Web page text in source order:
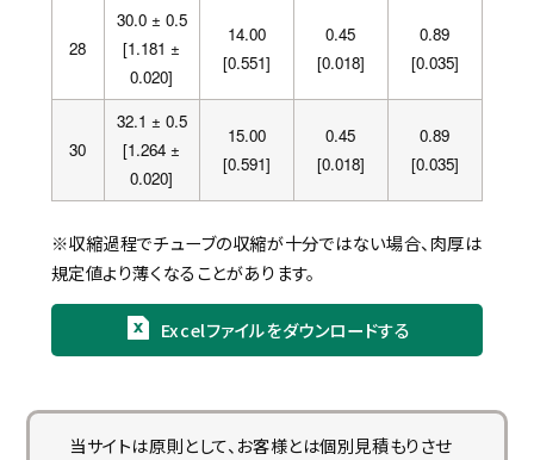
28
30.0 ± 0.5
[1.181 ±
0.020]
14.00
[0.551]
0.45
[0.018]
0.89
[0.035]
30
32.1 ± 0.5
[1.264 ±
0.020]
15.00
[0.591]
0.45
[0.018]
0.89
[0.035]
※収縮過程でチューブの収縮が十分ではない場合、肉厚は
規定値より薄くなることがあります。
Excelファイルをダウンロードする
当サイトは原則として、お客様とは個別見積もりさせ